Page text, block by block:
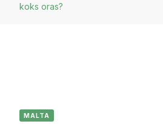
koks oras?
MALTA